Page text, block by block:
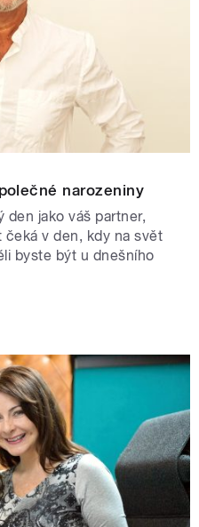
narozeniny
den jako váš partner,
čeká v den, kdy na svět
byste být u dnešního